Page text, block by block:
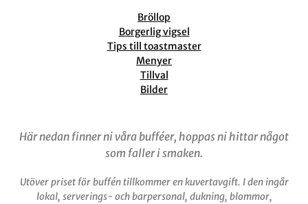
Bröllop
Borgerlig vigsel
Tips till toastmaster
Menyer
Tillval
Bilder
Här nedan finner ni våra bufféer, hoppas ni hittar något
som faller i smaken.
Utöver priset för buffén tillkommer en kuvertavgift. I den ingår
lokal, serverings- och barpersonal, dukning, blommor,